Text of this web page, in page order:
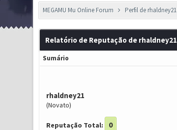
MEGAMU Mu Online Forum Perfil de rhaldney21
Relatório de Reputação de rhaldney21
Sumário
rhaldney21
(Novato)
Reputação Total: 0